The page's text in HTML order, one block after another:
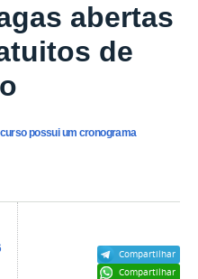
abertas
de
possui um cronograma
Compartilhar
Compartilhar